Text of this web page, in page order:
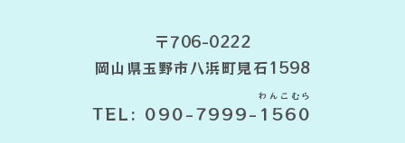
〒706-0222
岡山県玉野市八浜町見石1598
TEL: 090-7999- 1560
わんこむら